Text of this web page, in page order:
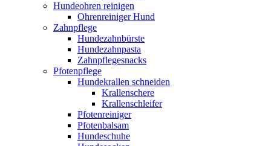
Hundeohren reinigen
Ohrenreiniger Hund
Zahnpflege
Hundezahnbürste
Hundezahnpasta
Zahnpflegesnacks
Pfotenpflege
Hundekrallen schneiden
Krallenschere
Krallenschleifer
Pfotenreiniger
Pfotenbalsam
Hundeschuhe